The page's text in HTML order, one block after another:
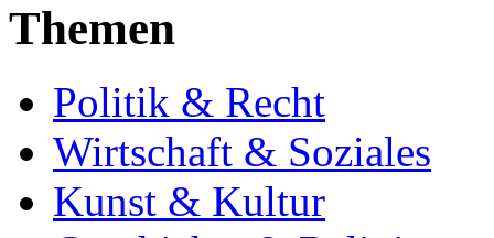
Themen
Politik & Recht
Wirtschaft & Soziales
Kunst & Kultur